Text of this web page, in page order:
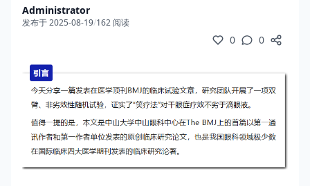
Administrator
发布于 2025-08-19/162 阅读
0 0